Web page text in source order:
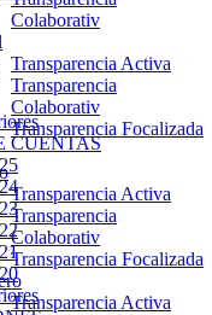
Colaborativ
Transparencia Activa
Transparencia
Colaborativ
Transparencia Focalizada
Transparencia Activa
Transparencia
Colaborativ
Transparencia Focalizada
Transparencia Activa
CUENTAS